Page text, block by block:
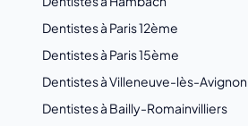
Dentistes à Paris 12ème
Dentistes à Paris 15ème
Dentistes à Villeneuve-lès-Avignon
Dentistes à Bailly-Romainvilliers